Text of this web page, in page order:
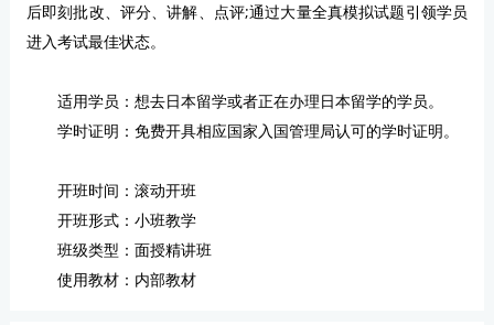
后即刻批改、评分、讲解、点评;通过大量全真模拟试题引领学员
进入考试最佳状态。
适用学员：想去日本留学或者正在办理日本留学的学员。
学时证明：免费开具相应国家入国管理局认可的学时证明。
开班时间：滚动开班
开班形式：小班教学
班级类型：面授精讲班
使用教材：内部教材